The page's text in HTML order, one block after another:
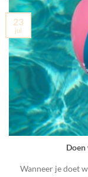
Wanneer je doet
23
jul